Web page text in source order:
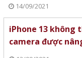
14/09/2021
iPhone 13 không
camera được